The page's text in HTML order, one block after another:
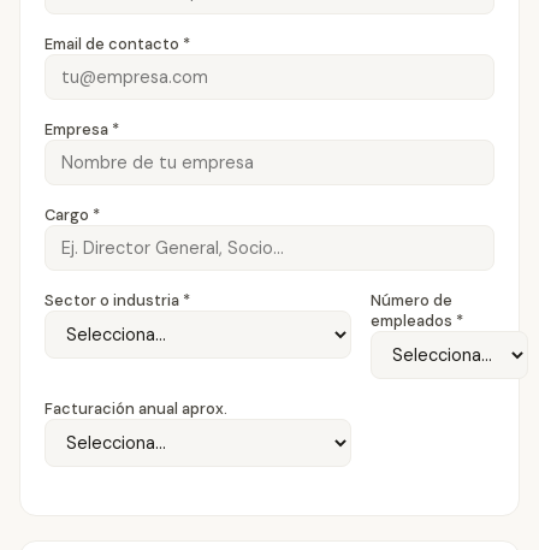
Email de contacto *
Empresa *
Cargo *
Sector o industria *
Número de
empleados *
Facturación anual aprox.